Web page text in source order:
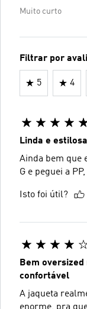
Muito curto
Filtrar por
5 4
Linda e
Ainda bem que
G e peguei a
Isto foi útil?
Bem
confortável
A jaqueta